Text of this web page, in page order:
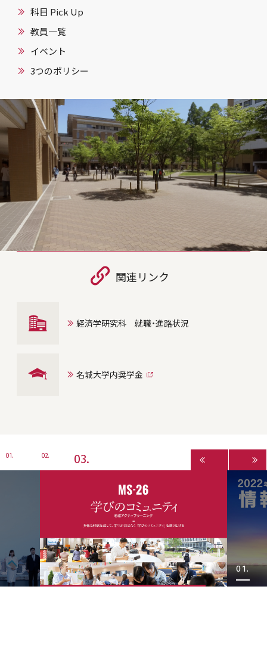
科目 Pick Up
教員一覧
イベント
3つのポリシー
関連リンク
経済学研究科 就職・進路状況
名城大学内奨学金
1 2 3